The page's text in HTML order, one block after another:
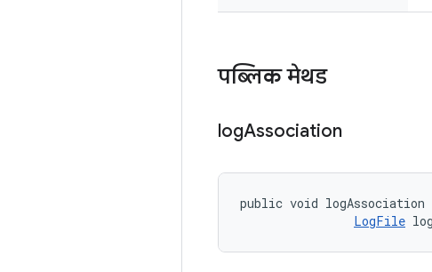
पब्लिक मेथड
logAssociation
public void logAssociation
LogFile